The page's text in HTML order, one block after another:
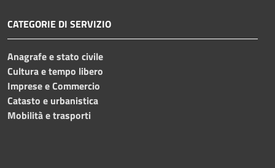
CATEGORIE DI SERVIZIO
Anagrafe e stato civile
Cultura e tempo libero
Imprese e Commercio
Catasto e urbanistica
Mobilità e trasporti